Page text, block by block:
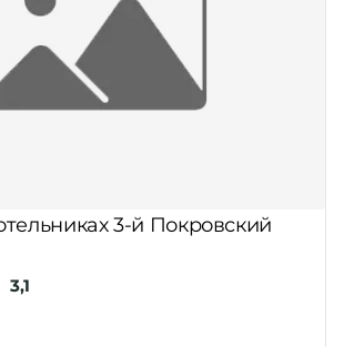
3-й Покровский
3,1